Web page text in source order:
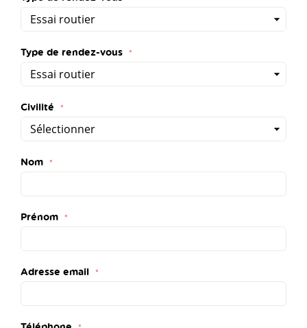
Type de rendez-vous
Civilité
Nom
Prénom
Adresse email